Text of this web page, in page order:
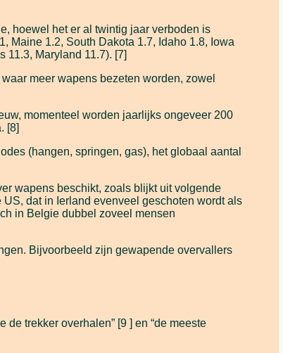
hoewel het er al twintig jaar verboden is
Maine 1.2, South Dakota 1.7, Idaho 1.8, Iowa
11.3, Maryland 11.7). [7]
meer wapens bezeten worden, zowel
momenteel worden jaarlijks ongeveer 200
[8]
(hangen, springen, gas), het globaal aantal
wapens beschikt, zoals blijkt uit volgende
dat in Ierland evenveel geschoten wordt als
in Belgie dubbel zoveel mensen
Bijvoorbeeld zijn gewapende overvallers
trekker overhalen” [9 ] en “de meeste